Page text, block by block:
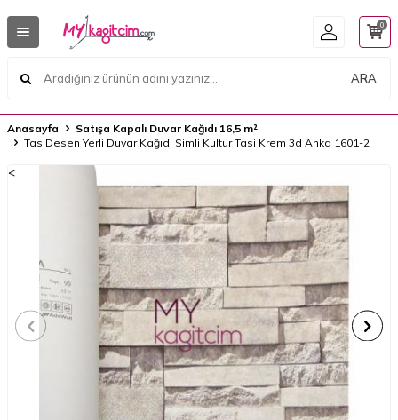
ARA
0
Anasayfa
Satışa Kapalı Duvar Kağıdı 16,5 m²
Tas Desen Yerli Duvar Kağıdı Simli Kultur Tasi Krem 3d Anka 1601-2
<